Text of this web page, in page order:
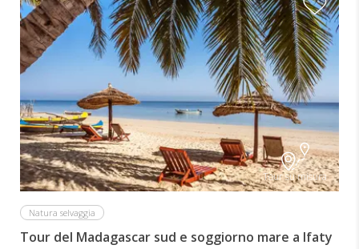
Tour su misura
Natura selvaggia
Tour del Madagascar sud e soggiorno mare a Ifaty